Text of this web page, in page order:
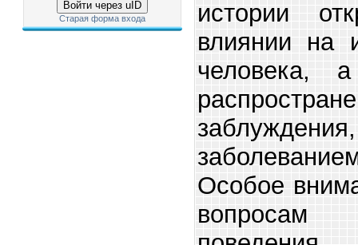
Войти через uID
Старая форма входа
истории
влиянии на
человека,
Особое